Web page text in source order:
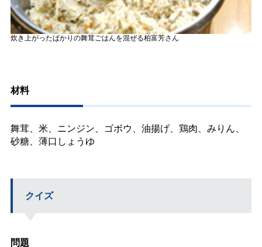
炊き上がったばかりの舞茸ごはんを混ぜる柏富芳さん
材料
舞茸、米、ニンジン、ゴボウ、油揚げ、鶏肉、みりん、
砂糖、薄口しょうゆ
クイズ
問題